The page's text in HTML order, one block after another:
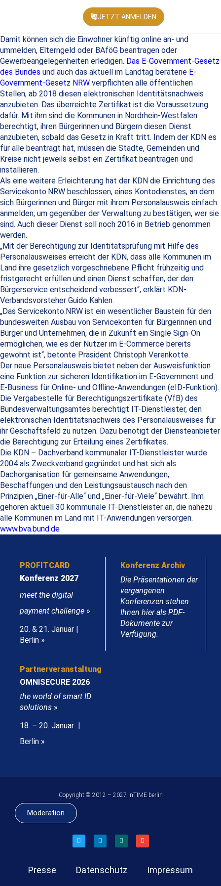
JETZT ANMELDEN
Damit können sich die Einwohner künftig online an- und
ummelden, Elterngeld oder BAföG beantragen oder
Gewerbeangelegenheiten erledigen. Das E-Government-Gesetz
des Bundes und auch das aktuell im Landtag beratene E-
Government-Gesetz NRW verpflichten alle öffentlichen
Stellen, ab 2018 diesen elektronischen Identitätsnachweis
anzubieten. Das überreichte Zertifikat ist die Voraussetzung
dafür. Mit ihm sind die Kommunen in Nordrhein-Westfalen
berechtigt, ihren Bürgerinnen und Bürgern diesen Dienst
anzubieten, sobald das Gesetz in Kraft tritt. Indem der KDN es
für alle beantragt hat, müssen die Städte, Gemeinden und
Kreise nicht jeweils selbst ein Zertifikat beantragen und
installieren.
Als eine weitere Erleichterung hat der KDN die Einrichtung des
Servicekonto.NRW beschlossen, eines Kontodienstes, an dem
sich Bürgerinnen und Bürger mit ihrem Personalausweis einfach
anmelden, um gegenüber der Verwaltung zu bestätigen, wer sie
sind. Auch dieser Dienst soll noch 2016 in Betrieb genommen
werden.
„Mit der Berechtigung zur Identitätsprüfung mit Hilfe des
Personalausweises erreicht der KDN, dass alle Kommunen im
Land ihre gesetzlich vorgeschriebene Pflicht frühzeitig und
fristgerecht erfüllen und einen Dienst schaffen, der den
Bürgerservice entscheidend verbessert“, erklärt KDN-
Verbandsvorsteher Guido Kahlen.
„Das Servicekonto.NRW ist ein wesentlicher Baustein für den
bundesweiten Ausbau von Servicekonten für Bürgerinnen und
Bürger und Unternehmen, die in Zukunft ein Single Sign-On
ermöglichen, wie es der Nutzer im E-Commerce bereits
gewohnt ist“, betonte Präsident Christoph Verenkotte.
Der neue Personalausweis bietet neben der Ausweisfunktion
eine Funktion zur sicheren Identifikation im E-Government und
E-Business für Online- und Offline-Anwendungen (eID-Funktion).
Die Vergabestelle für Berechtigungszertifikate (VfB) des
Bundesverwaltungsamtes berechtigt IT-Dienstleister, den
elektronischen Identitätsnachweis des Personalausweises für
ihr Geschäftsfeld zu nutzen. Dazu benötigt der Diensteanbieter
die Berechtigung zur Erteilung eines Zertifikates.
Die KDN – Dachverband kommunaler IT-Dienstleister wurde
2004 als Zweckverband gegründet und hat sich als
Dachorganisation für gemeinsame Anwendungen,
Beschaffungen und den Leistungsaustausch nach den
Prinzipien „Einer-für-Alle“ und „Einer-für-Viele“ bewährt. Ihm
gehören aktuell 30 kommunale IT-Dienstleister an, die nahezu
alle Kommunen im Land mit IT-Anwendungen versorgen.
www.bva.bund.de
PROFITCARD
Konferenz 2027
meet the digital
payment challenge »
20. & 21. Januar |
Berlin »
Konferenz Archiv
Die Präsentationen der
vergangenen
Konferenzen stehen
Ihnen hier als PDF-
Dokumente zur
Verfügung.
Partnerveranstaltung
OMNISECURE 2026
the world of smart ID
solutions »
18. – 20. Januar |
Berlin »
Copyright © 2012 – 2027 inTIME berlin
Moderation
Presse Datenschutz Impressum